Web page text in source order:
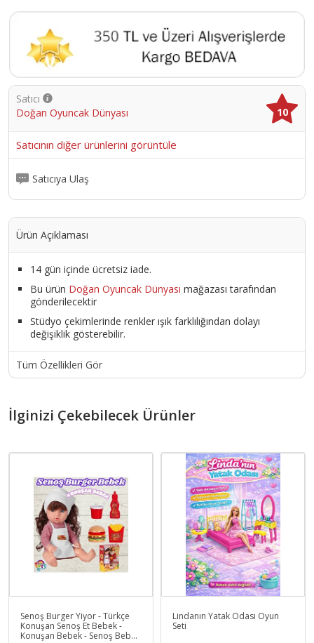
Satıcı
Doğan Oyuncak Dünyası
10
Satıcının diğer ürünlerini görüntüle
Satıcıya Ulaş
Ürün Açıklaması
14 gün içinde ücretsiz iade.
Bu ürün Doğan Oyuncak Dünyası mağazası tarafından
gönderilecektir
Stüdyo çekimlerinde renkler ışık farklılığından dolayı
değişiklik gösterebilir.
Tüm Özellikleri Gör
İlginizi Çekebilecek Ürünler
Senoş Burger Yiyor - Türkçe
Konuşan Senoş Et Bebek -
Konuşan Bebek - Senoş Bebek
Lindanın Yatak Odası Oyun
Seti